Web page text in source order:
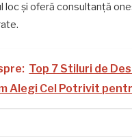
loc și oferă consultanță
Top 7 Stiluri de
Alegi Cel Potrivit